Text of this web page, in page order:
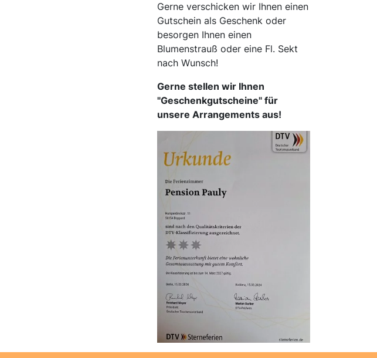
Gerne verschicken wir Ihnen einen
Gutschein als Geschenk oder
besorgen Ihnen einen
Blumenstrauß oder eine Fl. Sekt
nach Wunsch!
Gerne stellen wir Ihnen
"Geschenkgutscheine" für
unsere Arrangements aus!